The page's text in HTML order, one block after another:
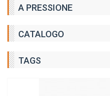
A PRESSIONE
CATALOGO
TAGS